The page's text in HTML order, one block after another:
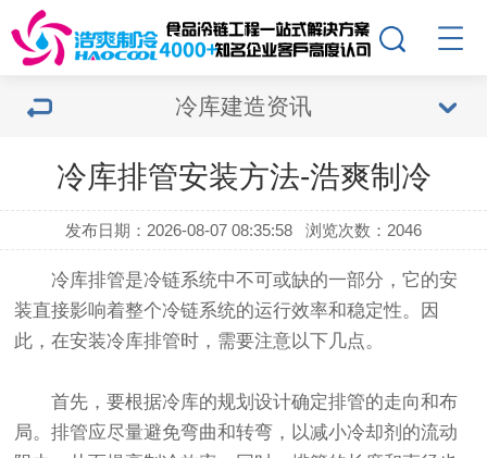
冷库建造资讯
冷库排管安装方法-浩爽制冷
发布日期：2026-08-07 08:35:58 浏览次数：2046
冷库排管是冷链系统中不可或缺的一部分，它的安
装直接影响着整个冷链系统的运行效率和稳定性。因
此，在安装冷库排管时，需要注意以下几点。
首先，要根据冷库的规划设计确定排管的走向和布
局。排管应尽量避免弯曲和转弯，以减小冷却剂的流动